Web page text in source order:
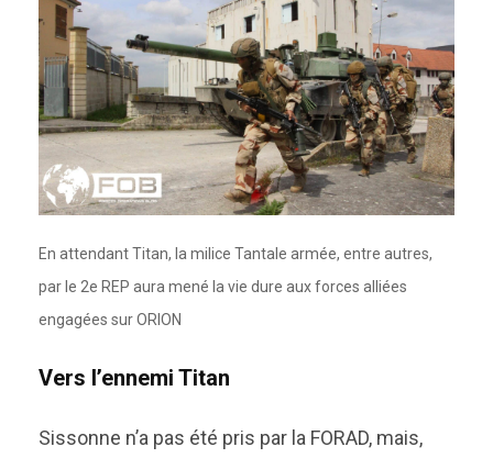
En attendant Titan, la milice Tantale armée, entre autres,
par le 2e REP aura mené la vie dure aux forces alliées
engagées sur ORION
Vers l’ennemi Titan
Sissonne n’a pas été pris par la FORAD, mais,